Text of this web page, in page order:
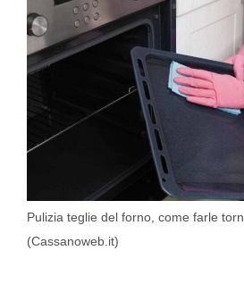
Pulizia teglie del forno, come farle
(Cassanoweb.it)